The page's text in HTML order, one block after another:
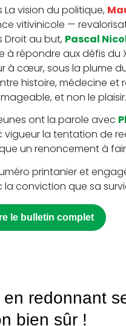
La vision du politique,
vitivinicole —
Droit au but, Pascal
à répondre aux défis du
à cœur, sous la plume
histoire, médecine et
et non le plaisir.
ont la parole avec
vigueur la tentation de
un renoncement à
printanier et
la conviction que sa
le bulletin complet
redonnant
bien sûr !